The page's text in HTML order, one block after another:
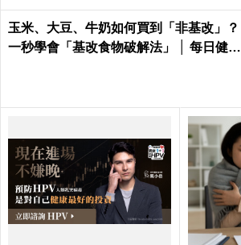
玉米、大豆、牛奶如何買到「非基改」？
一秒學會「基改食物破解法」 │ 每日健康